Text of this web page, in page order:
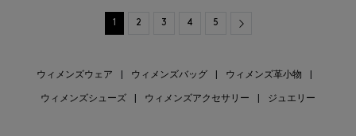
1 2 3 4 5 Next
ウィメンズウェア ウィメンズバッグ ウィメンズ革小物
ウィメンズシューズ ウィメンズアクセサリー ジュエリー